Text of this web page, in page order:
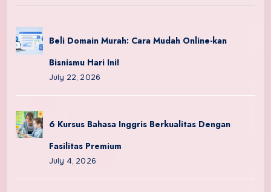
Beli Domain Murah: Cara Mudah Online-kan
Bisnismu Hari Ini!
July 22, 2026
6 Kursus Bahasa Inggris Berkualitas Dengan
Fasilitas Premium
July 4, 2026